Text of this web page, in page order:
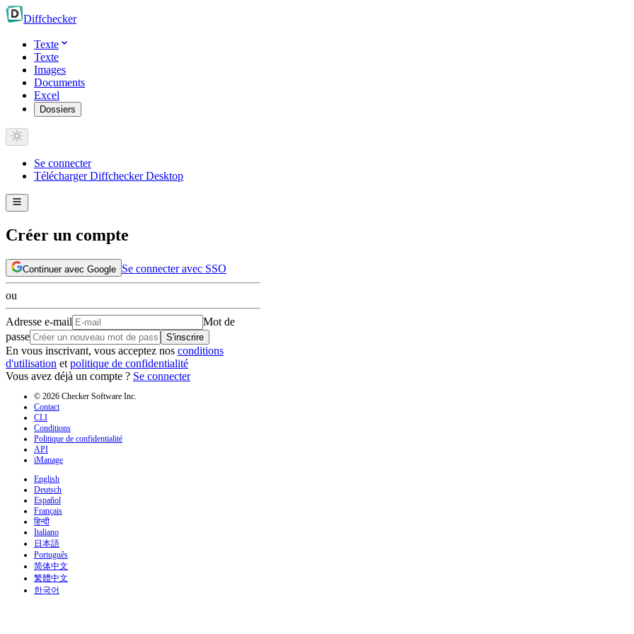
Diffchecker
Texte
Texte
Images
Documents
Excel
Dossiers
Se connecter
Télécharger Diffchecker Desktop
Créer un compte
Continuer avec Google Se connecter avec SSO
ou
Adresse e-mail
Mot de
passe
S'inscrire
En vous inscrivant, vous acceptez nos conditions
d'utilisation et politique de confidentialité
Vous avez déjà un compte ? Se connecter
© 2026 Checker Software Inc.
Contact
CLI
Conditions
Politique de confidentialité
API
iManage
English
Deutsch
Español
Français
हिन्दी
Italiano
日本語
Português
简体中文
繁體中文
한국어